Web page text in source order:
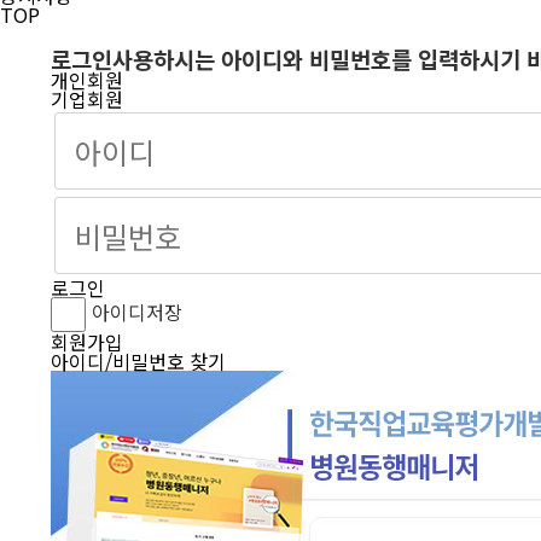
TOP
로그인사용하시는 아이디와 비밀번호를 입력하시기
개인회원
기업회원
로그인
아이디저장
회원가입
아이디/비밀번호 찾기